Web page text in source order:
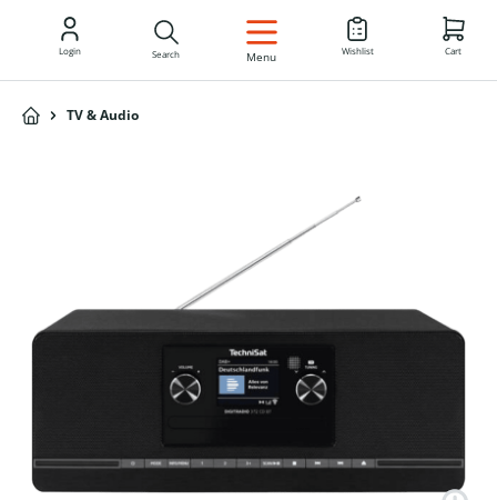
EN
Login Search Menu Wishlist Cart
TV & Audio